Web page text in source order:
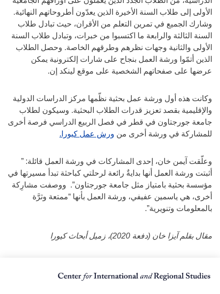
الأولى إلى طلاب السنة الأخيرة الذين يعدّون أطروحاتهم النهائية.
وشارك الجميع في تمرين التعلم من الأقران، حيث تبادل طلاب
السنة الثالثة والرابعة ما اكتسبوا من خبرات، وتبادل طلاب السنة
الأولى والثانية وجهات نظرهم وطرقهم الخاصة. وحصل الطلاب
الذين أتمّوا ورشة العمل بنجاح على شارات إلكترونية يمكن
عرضها على صفحاتهم الشخصية على موقع لينكد إن.
وكانت هذه أول ورشة عمل بحثية نظّمها مركز الدراسات الدولية
والإقليمية بقصد تعزيز قدرات الطلاب البحثية. وسيكون لطلاب
جامعة جورجتاون في قطر في فصل الربيع الدراسي فرصة أخرى
للمشاركة في ورشة أخرى من ورش عمل كيورا.
وعلّقت آيمن خان، إحدى المشاركات في ورشة العمل قائلة: ”
أثبتت ورشة العمل أنها بدايةٌ رائعة لرحلتي كباحثة تبدأ مسيرتها في
مؤسسة بحثية بامتياز مثل جامعة جورجتاون”. ووصفت مشارِكة
أخرى، هي ياسمين عفيفي، ورشة العمل بأنها “ممتعة وثرَّة
بالمعلومات وتنويرية”.
مقال بقلم آيزا خان (دفعة 2020)، زميل أبحاث كيورا